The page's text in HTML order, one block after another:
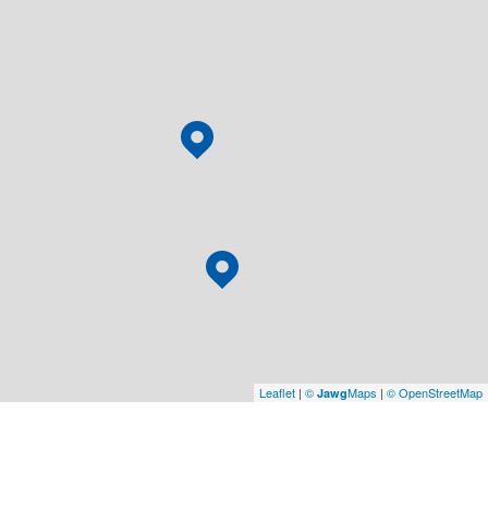
Leaflet | © JawgMaps | © OpenStreetMap